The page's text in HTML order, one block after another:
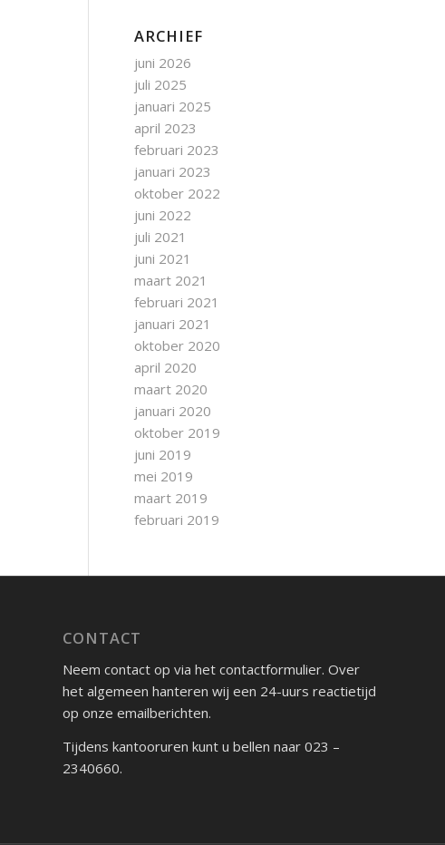
ARCHIEF
juni 2026
juli 2025
januari 2025
april 2023
februari 2023
januari 2023
oktober 2022
juni 2022
juli 2021
juni 2021
maart 2021
februari 2021
januari 2021
oktober 2020
april 2020
maart 2020
januari 2020
oktober 2019
juni 2019
mei 2019
maart 2019
februari 2019
CONTACT
Neem contact op via het contactformulier. Over
het algemeen hanteren wij een 24-uurs reactietijd
op onze emailberichten.
Tijdens kantooruren kunt u bellen naar 023 –
2340660.